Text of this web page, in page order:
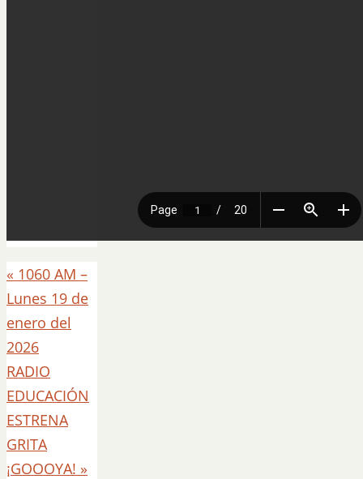
« 1060 AM –
Lunes 19 de
enero del
2026
RADIO
EDUCACIÓN
ESTRENA
GRITA
¡GOOOYA! »